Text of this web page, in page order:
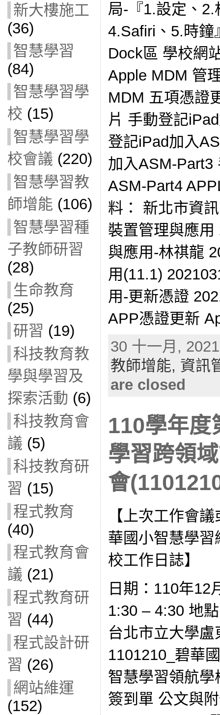
新大樓施工
(36)
智慧學習
(84)
智慧學習學
校 (15)
智慧學習學
校會議 (220)
智慧學習教
師增能 (106)
智慧學習種
子教師研習
(28)
生命教育
(25)
研習 (19)
科技教育教
學與學習及
探索活動 (6)
科技教育會
議 (5)
科技教育研
習 (15)
程式教育
(40)
程式教育會
議 (21)
程式教育研
習 (44)
程式設計研
習 (26)
網站維運
(152)
局-『1.設定、
4.Safiri、5.時鐘
Dock區 學校網
Apple MDM 管
MDM 五項憑證
片 手動登記
登記iPad加入
加入ASM-Part3
ASM-Part4
料： 新北市資
裝置管理與應
與應用-林祺龍
用(11.1)
用-更新憑證
APP憑證更新
30 十一月,
教師增能, 資訊
are closed
110學年度
學習跨領
會
【上次工作會
華國小智慧學
校工作日誌】
日期：110年12
1:30 – 4:30 地
台北市立大學
1101210_碧華
智慧學習領航
簽到單 公文與